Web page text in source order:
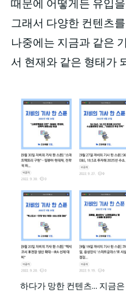
때문에 어떻게든 유입
그래서 다양한 컨텐츠
나중에는 지금과 같은
서 현재와 같은 형태가
하다가 망한 컨텐츠... 지금